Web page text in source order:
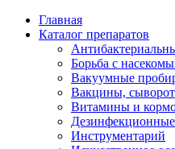
Главная
Каталог препаратов
Борьба с
Вакуумные
Вакцины,
Витамины и
Дезинфекционные
Инструментарий